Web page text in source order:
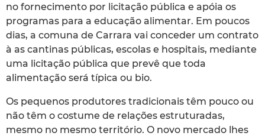
no fornecimento por licitação pública e apóia os
programas para a educação alimentar. Em poucos
dias, a comuna de Carrara vai conceder um contrato
à as cantinas públicas, escolas e hospitais, mediante
uma licitação pública que prevê que toda
alimentação será típica ou bio.
Os pequenos produtores tradicionais têm pouco ou
não têm o costume de relações estruturadas,
mesmo no mesmo território. O novo mercado lhes